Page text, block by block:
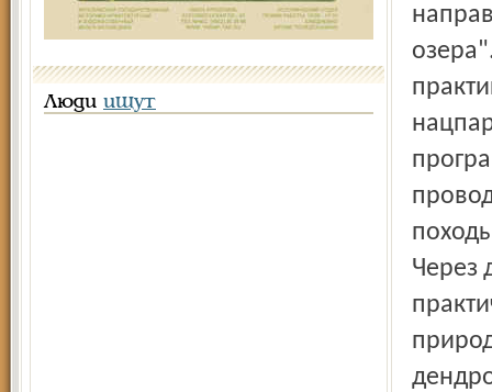
Люди ищут
Через